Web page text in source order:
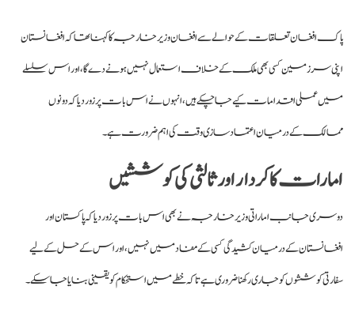
پاک افغان تعلقات کے حوالے سے افغان وزیر خارجہ کا کہنا تھا کہ افغانستان
اپنی سرزمین کسی بھی ملک کے خلاف استعمال نہیں ہونے دے گا، اور اس سلسلے
میں عملی اقدامات کیے جا چکے ہیں، انہوں نے اس بات پر زور دیا کہ دونوں
ممالک کے درمیان اعتماد سازی وقت کی اہم ضرورت ہے۔
امارات کا کردار اور ثالثی کی کوششیں
دوسری جانب اماراتی وزیر خارجہ نے بھی اس بات پر زور دیا کہ پاکستان اور
افغانستان کے درمیان کشیدگی کسی کے مفاد میں نہیں، اور اس کے حل کے لیے
سفارتی کوششوں کو جاری رکھنا ضروری ہے تاکہ خطے میں استحکام کو یقینی بنایا جا سکے۔